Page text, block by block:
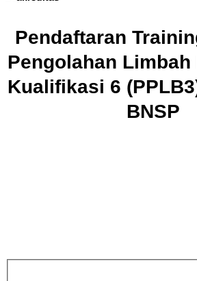
Pendaftaran
Pengolahan Limbah
Kualifikasi 6
BNSP